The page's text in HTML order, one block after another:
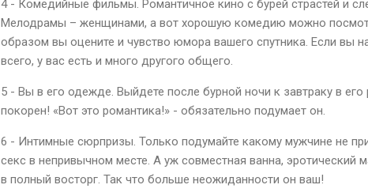
4 - Комедийные фильмы. Романтичное кино с бурей страстей и
Мелодрамы – женщинами, а вот хорошую комедию можно
образом вы оцените и чувство юмора вашего спутника. Если вы
всего, у вас есть и много другого общего.
5 - Вы в его одежде. Выйдете после бурной ночи к завтраку в
покорен! «Вот это романтика!» - обязательно подумает он.
6 - Интимные сюрпризы. Только подумайте какому мужчине не
секс в непривычном месте. А уж совместная ванна, эротический
в полный восторг. Так что больше неожиданности он ваш!